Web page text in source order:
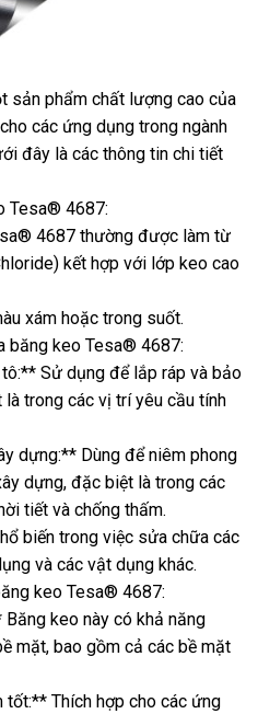
sản phẩm chất lượng cao của
các ứng dụng trong ngành
đây là các thông tin chi tiết
Tesa® 4687:
4687 thường được làm từ
kết hợp với lớp keo cao
xám hoặc trong suốt.
băng keo Tesa® 4687:
Sử dụng để lắp ráp và bảo
trong các vị trí yêu cầu tính
dựng:** Dùng để niêm phong
dựng, đặc biệt là trong các
tiết và chống thấm.
biến trong việc sửa chữa các
và các vật dụng khác.
keo Tesa® 4687:
keo này có khả năng
mặt, bao gồm cả các bề mặt
tốt:** Thích hợp cho các ứng